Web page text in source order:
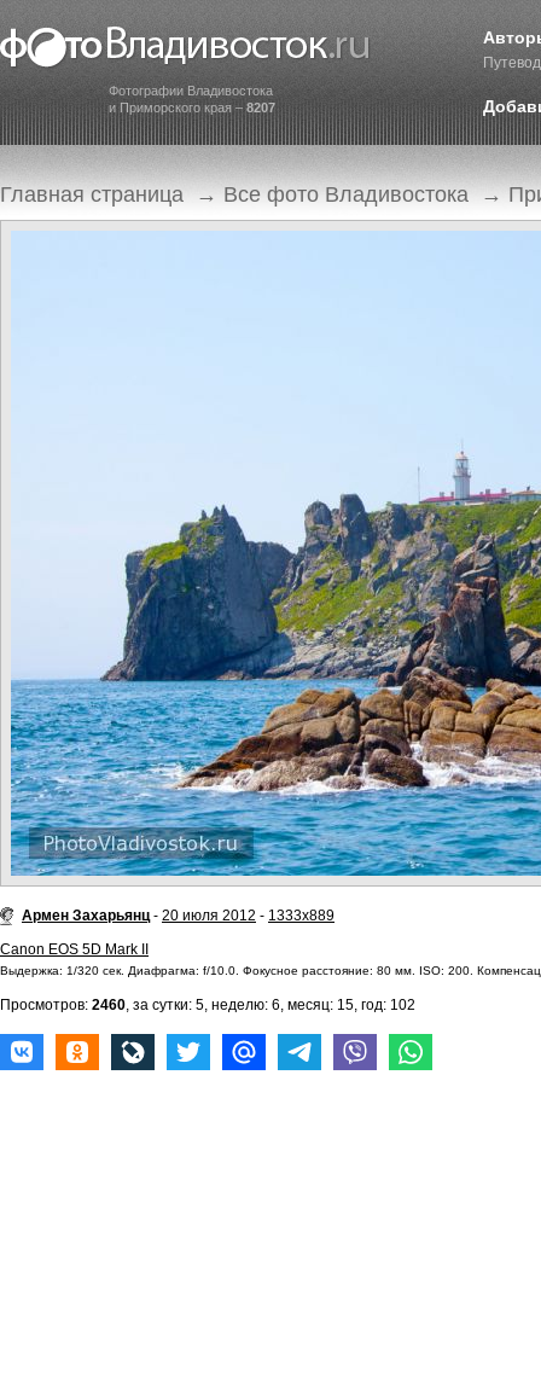
Фотографии Владивостока
и Приморского края – 8207
Главная страница → Все фото Владивостока →
Армен Захарьянц- 20 июля 2012 - 1333x889
Canon EOS 5D Mark II
Выдержка: 1/320 сек. Диафрагма: f/10.0. Фокусное расстояние: 80 мм. ISO: 200.
Просмотров: 2460, за сутки: 5, неделю: 6, месяц: 15, год: 102